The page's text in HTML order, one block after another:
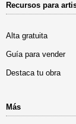
Recursos para
Alta gratuita
Guía para vender
Destaca tu obra
Más